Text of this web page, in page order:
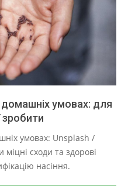
домашніх умовах: для
зробити
умовах: Unsplash /
сходи та здорові
насіння.